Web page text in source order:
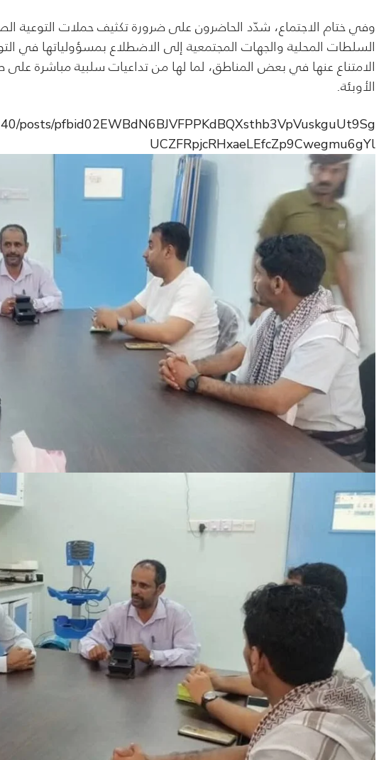
وفي ختام الاجتماع، شدّد الحاضرون على ضرورة تكثيف حملات التوعية
السلطات المحلية والجهات المجتمعية إلى الاضطلاع بمسؤولياتها في
الامتناع عنها في بعض المناطق، لما لها من تداعيات سلبية مباشرة
الأوبئة.
posts/pfbid02EWBdN6BJVFPPKdBQXsthb3VpVuskguUt9Sg
UCZFRpjcRHxaeLEfcZp9Cwegmu6gYl